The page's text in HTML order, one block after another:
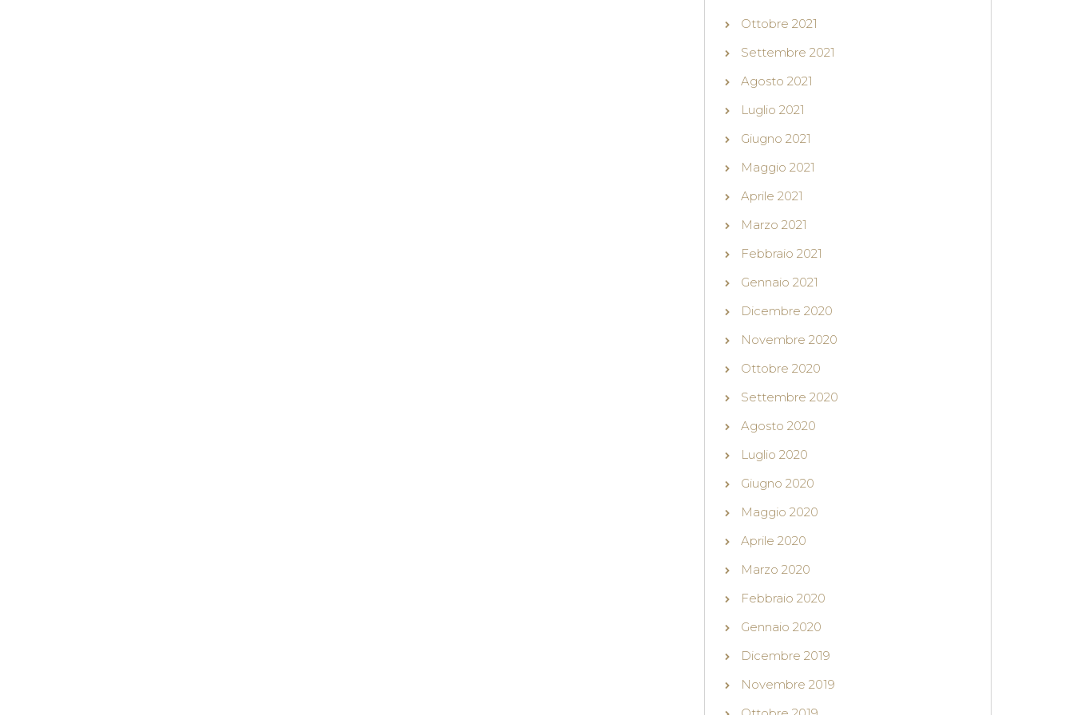
Ottobre 2021
Settembre 2021
Agosto 2021
Luglio 2021
Giugno 2021
Maggio 2021
Aprile 2021
Marzo 2021
Febbraio 2021
Gennaio 2021
Dicembre 2020
Novembre 2020
Ottobre 2020
Settembre 2020
Agosto 2020
Luglio 2020
Giugno 2020
Maggio 2020
Aprile 2020
Marzo 2020
Febbraio 2020
Gennaio 2020
Dicembre 2019
Novembre 2019